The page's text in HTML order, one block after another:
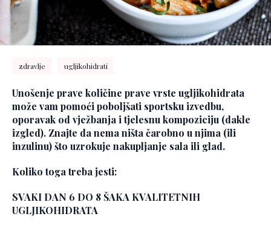
zdravlje ugljikohidrati
Unošenje prave količine prave vrste ugljikohidrata
može vam pomoći poboljšati sportsku izvedbu,
oporavak od vježbanja i tjelesnu kompoziciju (dakle
izgled). Znajte da nema ništa čarobno u njima (ili
inzulinu) što uzrokuje nakupljanje sala ili glad.
Koliko toga treba jesti:
SVAKI DAN 6 DO 8 ŠAKA KVALITETNIH
UGLJIKOHIDRATA